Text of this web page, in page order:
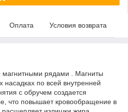
Оплата Условия возврата
рядами . Магниты
по всей внутренней
с обручем создается
что повышает кровообращение в